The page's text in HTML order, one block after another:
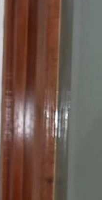
de
del primer
nueva educación
Día del